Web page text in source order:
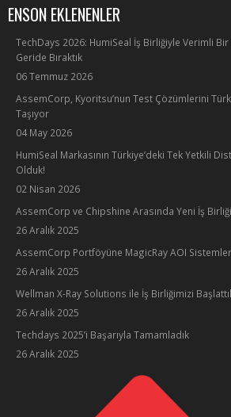
ENSON EKLENENLER
TechDays 2026: HumiSeal İş Birliğiyle Verimli Bir
Geride Bıraktık
06 Temmuz 2026
AssemCorp, Kyoritsu’nun Test Çözümlerini
Taşıyor
04 May 2026
HumiSeal Markasının Türkiye’deki Tek Yetkili
Olduk!
02 Nisan 2026
AssemCorp ve Chipshine Arasında Yeni İş Birliği
26 Aralık 2025
AssemCorp Portföyüne MagicRay AOI
26 Aralık 2025
Wellman X-Ray Solutions ile İş Birliğimizi
26 Aralık 2025
Techdays 2025’i Başarıyla Tamamladık
26 Aralık 2025